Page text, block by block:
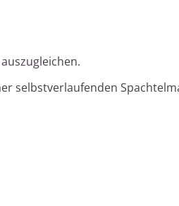
selbstverlaufenden